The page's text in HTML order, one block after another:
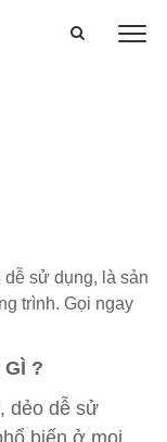
dễ sử dụng, là sản
trình. Gọi ngay
GÌ ?
dẻo dễ sử
biến ở mọi